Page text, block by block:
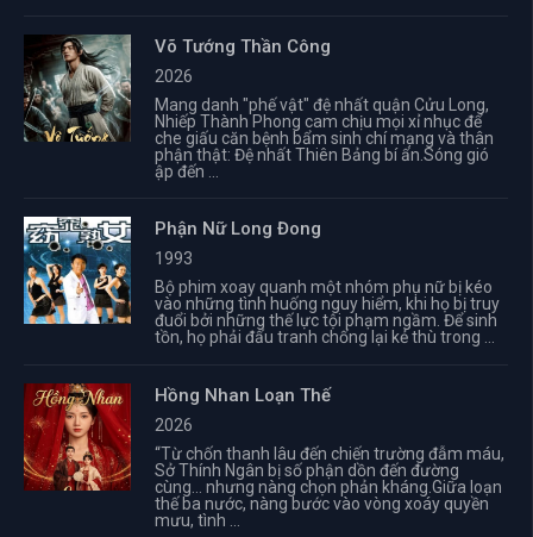
Võ Tướng Thần Công
2026
Mang danh "phế vật" đệ nhất quận Cửu Long,
Nhiếp Thành Phong cam chịu mọi xỉ nhục để
che giấu căn bệnh bẩm sinh chí mạng và thân
phận thật: Đệ nhất Thiên Bảng bí ẩn.Sóng gió
ập đến ...
Phận Nữ Long Đong
1993
Bộ phim xoay quanh một nhóm phụ nữ bị kéo
vào những tình huống nguy hiểm, khi họ bị truy
đuổi bởi những thế lực tội phạm ngầm. Để sinh
tồn, họ phải đấu tranh chống lại kẻ thù trong ...
Hồng Nhan Loạn Thế
2026
“Từ chốn thanh lâu đến chiến trường đẫm máu,
Sở Thính Ngân bị số phận dồn đến đường
cùng… nhưng nàng chọn phản kháng.Giữa loạn
thế ba nước, nàng bước vào vòng xoáy quyền
mưu, tình ...